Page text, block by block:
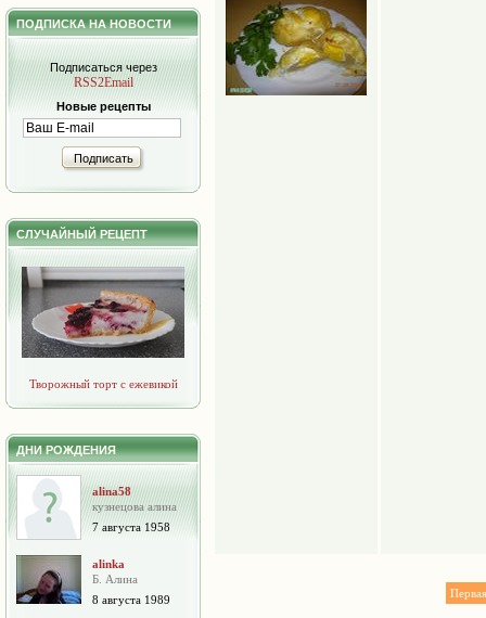
ПОДПИСКА НА НОВОСТИ
Подписаться через
RSS2Email
Новые рецепты
Подписать
СЛУЧАЙНЫЙ РЕЦЕПТ
Творожный торт с ежевикой
ДНИ РОЖДЕНИЯ
alina58
кузнецова алина
7 августа 1958
alinka
Б. Алина
8 августа 1989
Первая